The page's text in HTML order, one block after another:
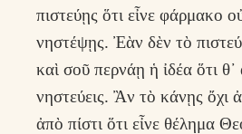
πιστεύῃς ὅτι εἶνε φάρμακο
νηστέψῃς. Ἐὰν δὲν τὸ
καὶ σοῦ περνάῃ ἡ ἰδέα ὅτι
νηστεύεις. Ἂν τὸ κάνῃς ὄχι
ἀπὸ πίστι ὅτι εἶνε θέλημα